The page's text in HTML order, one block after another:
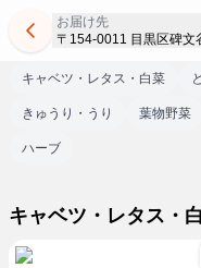
お届け先
〒154-0011 目黒区碑文
キャベツ・レタス・白菜
きゅうり・うり 葉物野菜
ハーブ
キャベツ・レタス・